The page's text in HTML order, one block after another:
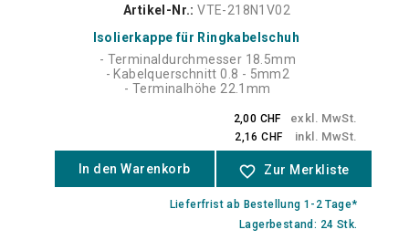
Artikel-Nr.: VTE-218N1V02
Isolierkappe für Ringkabelschuh
- Terminaldurchmesser 18.5mm
- Kabelquerschnitt 0.8 - 5mm2
- Terminalhöhe 22.1mm
2,00 CHF exkl. MwSt.
2,16 CHF inkl. MwSt.
In den Warenkorb favorite_border Zur Merkliste
Lieferfrist ab Bestellung 1-2 Tage*
Lagerbestand: 24 Stk.